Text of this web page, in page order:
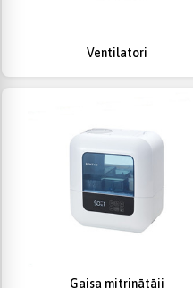
Ventilatori
Gaisa mitrinātāji